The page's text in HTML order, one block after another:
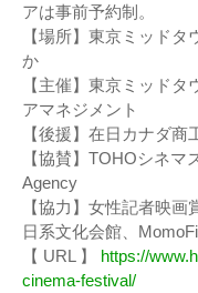
アは事前予約制。
【場所】東京ミッド
か
【主催】東京ミッド
アマネジメント
【後援】在日カナダ商
【協賛】TOHOシネマ
Agency
【協力】女性記者映
日系文化会館、
【 URL 】 https://
cinema-festival/